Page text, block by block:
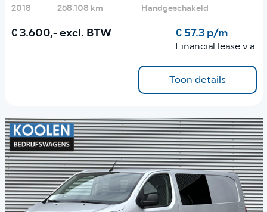
2018 268.108 km Handgeschakeld
€ 3.600,-excl. BTW € 57.3 p/m
Financial lease v.a.
Toon details